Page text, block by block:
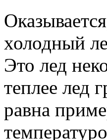
холодный
Это лед
теплее лед
равна